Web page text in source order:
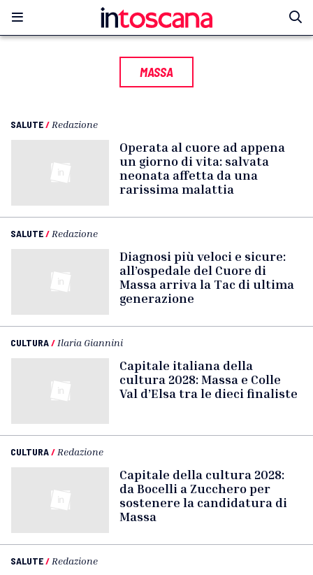
MASSA
SALUTE/ Redazione
Operata al cuore ad appena
un giorno di vita: salvata
neonata affetta da una
rarissima malattia
SALUTE/ Redazione
Diagnosi più veloci e sicure:
all’ospedale del Cuore di
Massa arriva la Tac di ultima
generazione
CULTURA/ Ilaria Giannini
Capitale italiana della
cultura 2028: Massa e Colle
Val d’Elsa tra le dieci finaliste
CULTURA/ Redazione
Capitale della cultura 2028:
da Bocelli a Zucchero per
sostenere la candidatura di
Massa
SALUTE/ Redazione